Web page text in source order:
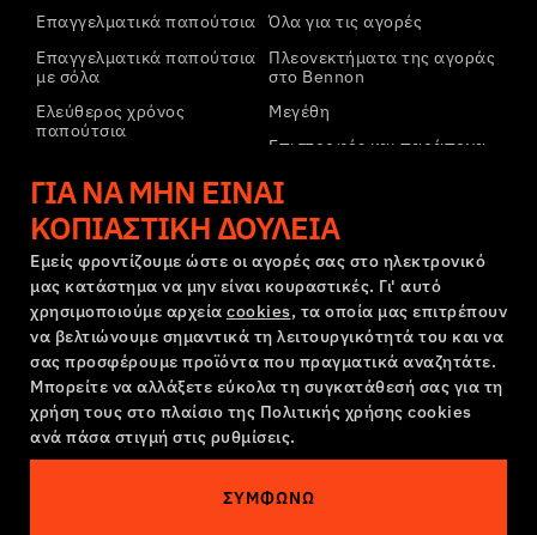
Επαγγελματικά παπούτσια
Επαγγελματικά παπούτσια
με σόλα
Ελεύθερος χρόνος
παπούτσια
παπούτσια αστραγάλου
Παντελόνια
Φούτερ
Όλα για τις αγορές
Πλεονεκτήματα της αγοράς
στο Bennon
Μεγέθη
Επιστροφές και παράπονα
Μεταφορά και πληρωμή
Εταιρικός λογαριασμός
Εγγραφή στο B2B
Παράπονα και εγγύηση
Όροι και προϋποθέσεις
Πολιτική Παραπόνων
Ρυθμίσεις cookies
GDPR
Ελλάδα | Ελληνική γλώσσα
ΓΙΑ ΝΑ ΜΗΝ ΕΊΝΑΙ
ΚΟΠΙΑΣΤΙΚΉ ΔΟΥΛΕΙΆ
Εμείς φροντίζουμε ώστε οι αγορές σας στο ηλεκτρονικό
μας κατάστημα να μην είναι κουραστικές. Γι' αυτό
χρησιμοποιούμε αρχεία cookies, τα οποία μας επιτρέπουν
να βελτιώνουμε σημαντικά τη λειτουργικότητά του και να
σας προσφέρουμε προϊόντα που πραγματικά αναζητάτε.
Μπορείτε να αλλάξετε εύκολα τη συγκατάθεσή σας για τη
χρήση τους στο πλαίσιο της Πολιτικής χρήσης cookies
ανά πάσα στιγμή στις ρυθμίσεις.
ΣΥΜΦΩΝΏ